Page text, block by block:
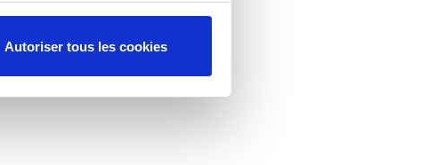
Autoriser tous les cookies